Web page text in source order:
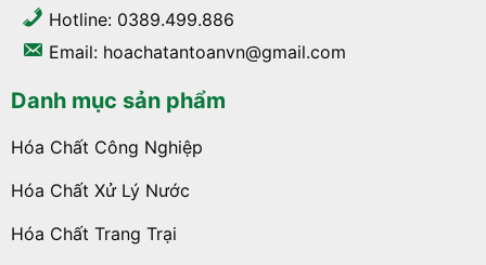
Hotline: 0389.499.886
Email: hoachatantoanvn@gmail.com
Danh mục sản phẩm
Hóa Chất Công Nghiệp
Hóa Chất Xử Lý Nước
Hóa Chất Trang Trại